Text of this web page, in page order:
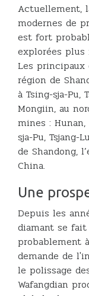
Actuellement,
modernes de
est fort
explorées plus
Les
région de
à Tsing-sja-Pu,
Mongiin, au
mines : Hunan,
sja-Pu, Tsjang-
de Shandong,
China.
Une
Depuis les
diamant se
probablement
demande de
le polissage
Wafangdian